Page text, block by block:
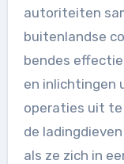
autoriteiten
buitenlandse
bendes
en inlichtingen
operaties uit
de
als ze zich in